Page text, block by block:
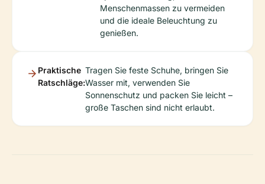
Menschenmassen zu vermeiden
und die ideale Beleuchtung zu
genießen.
Praktische
Ratschläge:
Tragen Sie feste Schuhe, bringen Sie
Wasser mit, verwenden Sie
Sonnenschutz und packen Sie leicht –
große Taschen sind nicht erlaubt.